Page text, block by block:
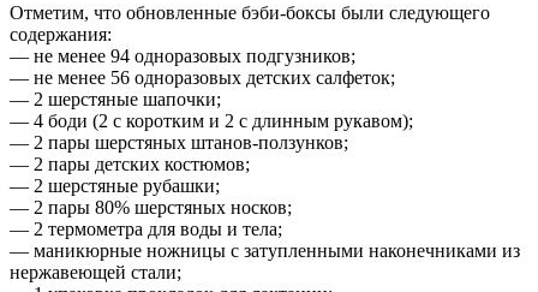
Отметим, что обновленные бэби-боксы были следующего
содержания:
— не менее 94 одноразовых подгузников;
— не менее 56 одноразовых детских салфеток;
— 2 шерстяные шапочки;
— 4 боди (2 с коротким и 2 с длинным рукавом);
— 2 пары шерстяных штанов-ползунков;
— 2 пары детских костюмов;
— 2 шерстяные рубашки;
— 2 пары 80% шерстяных носков;
— 2 термометра для воды и тела;
— маникюрные ножницы с затупленными наконечниками из
нержавеющей стали;